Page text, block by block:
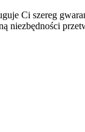
Ci szereg
niezbędności